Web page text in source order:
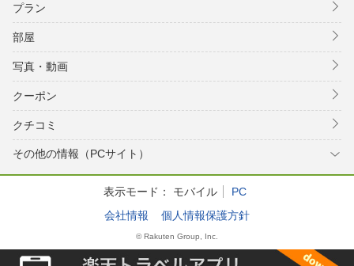
プラン
部屋
写真・動画
クーポン
クチコミ
その他の情報（PCサイト）
表示モード： モバイル
PC
会社情報
個人情報保護方針
© Rakuten Group, Inc.